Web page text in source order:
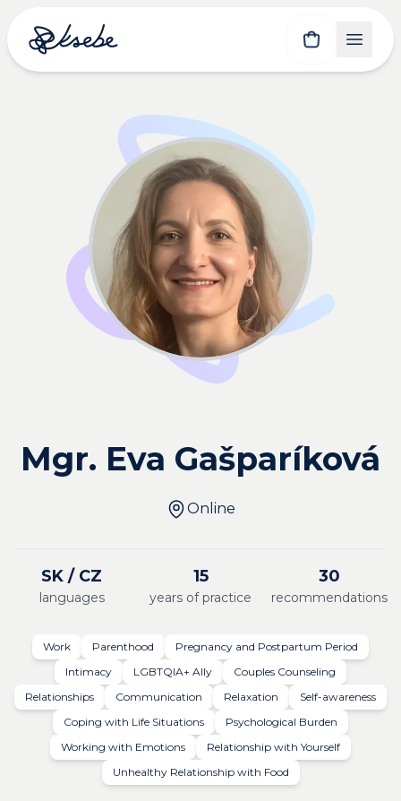
Mgr. Eva Gašparíková
Online
SK / CZ
languages
15
years of practice
30
recommendations
Work Parenthood
Pregnancy and Postpartum Period
Intimacy
LGBTQIA+ Ally
Couples Counseling
Relationships
Communication Relaxation
Self-awareness
Coping with Life Situations
Psychological Burden
Working with Emotions
Relationship with Yourself
Unhealthy Relationship with Food